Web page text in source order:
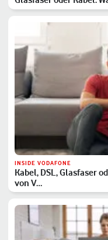
INSIDE VODAFONE
Kabel, DSL, Glasfaser
von V…